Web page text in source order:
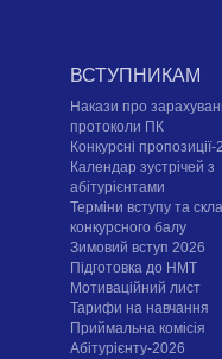
ВСТУПНИКАМ
Накази про
протоколи ПК
Конкурсні пропозиції-
Календар зустрічей з
абітурієнтами
Терміни вступу та
конкурсного балу
Зимовий вступ 2026
Підготовка до НМТ
Мотиваційний лист
Тарифи на навчання
Приймальна комісія
Абітурієнту-2026